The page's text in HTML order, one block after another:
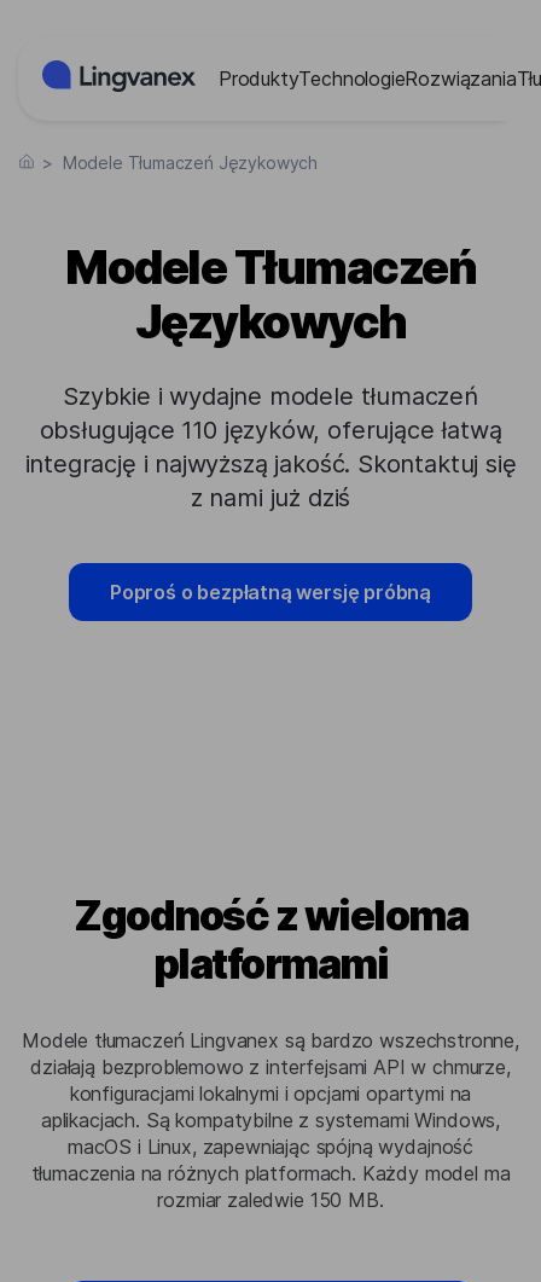
ProduktyTechnologieRozwiązania
> Modele Tłumaczeń Językowych
Modele Tłumaczeń
Językowych
Szybkie i wydajne modele tłumaczeń
obsługujące 110 języków, oferujące łatwą
integrację i najwyższą jakość. Skontaktuj się
z nami już dziś
Poproś o bezpłatną wersję próbną
Zgodność z wieloma
platformami
Modele tłumaczeń Lingvanex są bardzo wszechstronne,
działają bezproblemowo z interfejsami API w chmurze,
konfiguracjami lokalnymi i opcjami opartymi na
aplikacjach. Są kompatybilne z systemami Windows,
macOS i Linux, zapewniając spójną wydajność
tłumaczenia na różnych platformach. Każdy model ma
rozmiar zaledwie 150 MB.